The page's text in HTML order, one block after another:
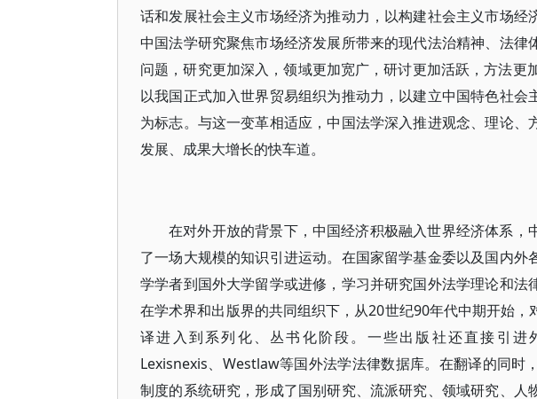
话和发展社会主义市场经济为推动力，以构建社会主义市场经
中国法学研究聚焦市场经济发展所带来的现代法治精神、法
问题，研究更加深入，领域更加宽广，研讨更加活跃，方法更
以我国正式加入世界贸易组织为推动力，以建立中国特色社
为标志。与这一变革相适应，中国法学深入推进观念、理论
发展、成果大增长的快车道。
在对外开放的背景下，中国经济积极融入世界经济体系，
了一场大规模的知识引进运动。在国家留学基金委以及国内
学学者到国外大学留学或进修，学习并研究国外法学理论和法
在学术界和出版界的共同组织下，从20世纪90年代中期开始
译进入到系列化、丛书化阶段。一些出版社还直接引
Lexisnexis、Westlaw等国外法学法律数据库。在翻译的同时
制度的系统研究，形成了国别研究、流派研究、领域研究、